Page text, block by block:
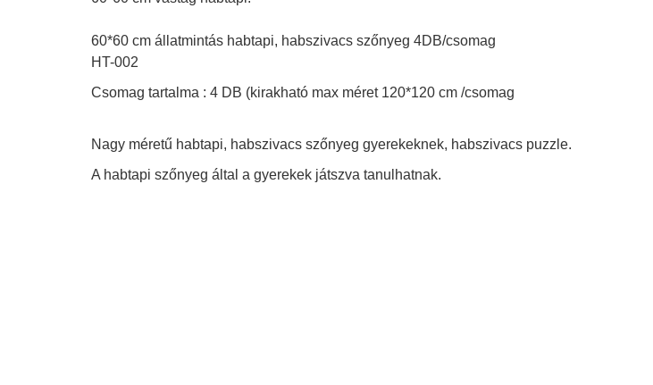
60*60 cm állatmintás habtapi, habszivacs szőnyeg 4DB/csomag
HT-002
Csomag tartalma : 4 DB (kirakható max méret 120*120 cm /csomag
Nagy méretű habtapi, habszivacs szőnyeg gyerekeknek, habszivacs puzzle.
A habtapi szőnyeg által a gyerekek játszva tanulhatnak.